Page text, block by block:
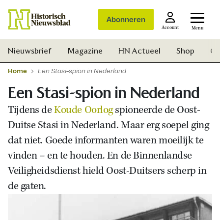
Abonneren
Account Menu
Zoek
Nieuwsbrief Magazine HN Actueel Shop
Home Een Stasi-spion in Nederland
Een Stasi-spion in Nederland
Tijdens deKoude Oorlogspioneerde de Oost-
Duitse Stasi in Nederland. Maar erg soepel ging
dat niet. Goede informanten waren moeilijk te
vinden – en te houden. En de Binnenlandse
Veiligheidsdienst hield Oost-Duitsers scherp in
de gaten.